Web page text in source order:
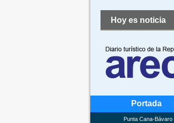
Hoy es noticia
Portada
Punta Cana-Bávaro